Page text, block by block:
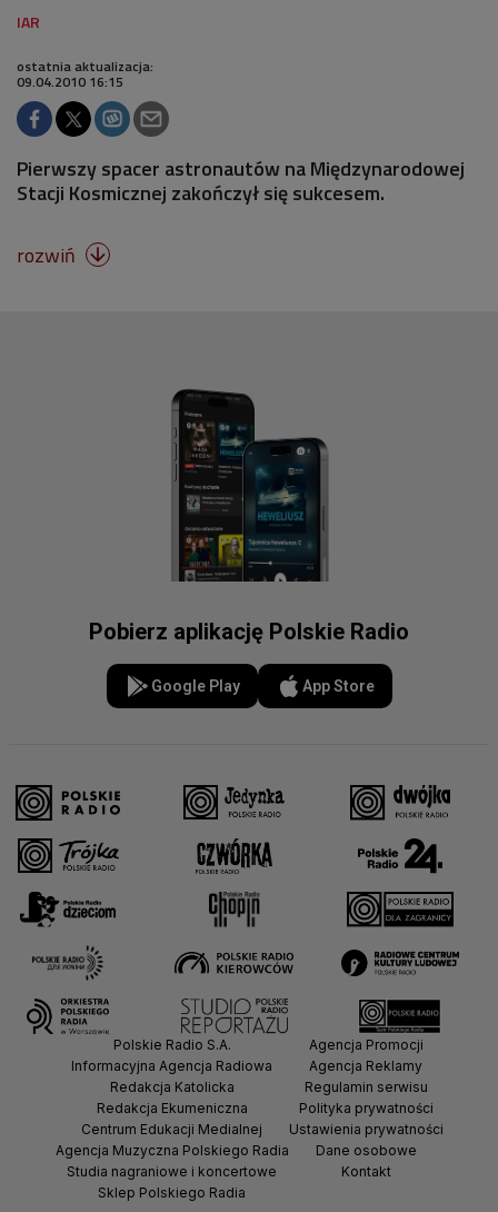
ostatnia aktualizacja:
09.04.2010 16:15
Pierwszy spacer astronautów na Międzynarodowej
Stacji Kosmicznej zakończył się sukcesem.
rozwiń 
Pobierz aplikację Polskie Radio
Google Play App Store
Polskie Radio S.A.
Informacyjna Agencja Radiowa
Redakcja Katolicka
Redakcja Ekumeniczna
Centrum Edukacji Medialnej
Agencja Muzyczna Polskiego Radia
Studia nagraniowe i koncertowe
Sklep Polskiego Radia
Agencja Promocji
Agencja Reklamy
Regulamin serwisu
Polityka prywatności
Ustawienia prywatności
Dane osobowe
Kontakt